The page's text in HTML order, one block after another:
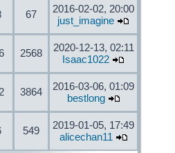
67
2016-02-02, 20:00
just_imagine
2568
2020-12-13, 02:11
Isaac1022
3864
2016-03-06, 01:09
bestlong
549
2019-01-05, 17:49
alicechan11